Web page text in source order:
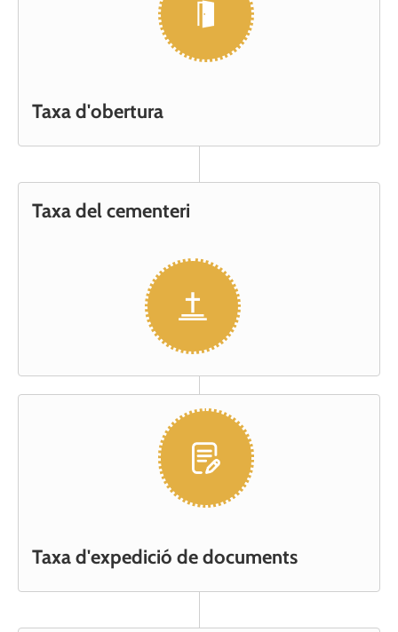
Taxa d'obertura
Taxa del cementeri
Taxa d'expedició de documents